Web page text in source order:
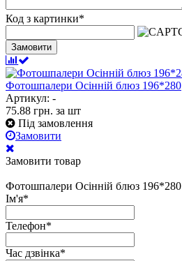
Код з картинки*
Замовити
Фотошпалери Осінній блюз 196*280
Артикул: -
75.88 грн. за шт
Під замовлення
Замовити
Замовити товар
Фотошпалери Осінній блюз 196*280
Ім'я*
Телефон*
Час дзвінка*